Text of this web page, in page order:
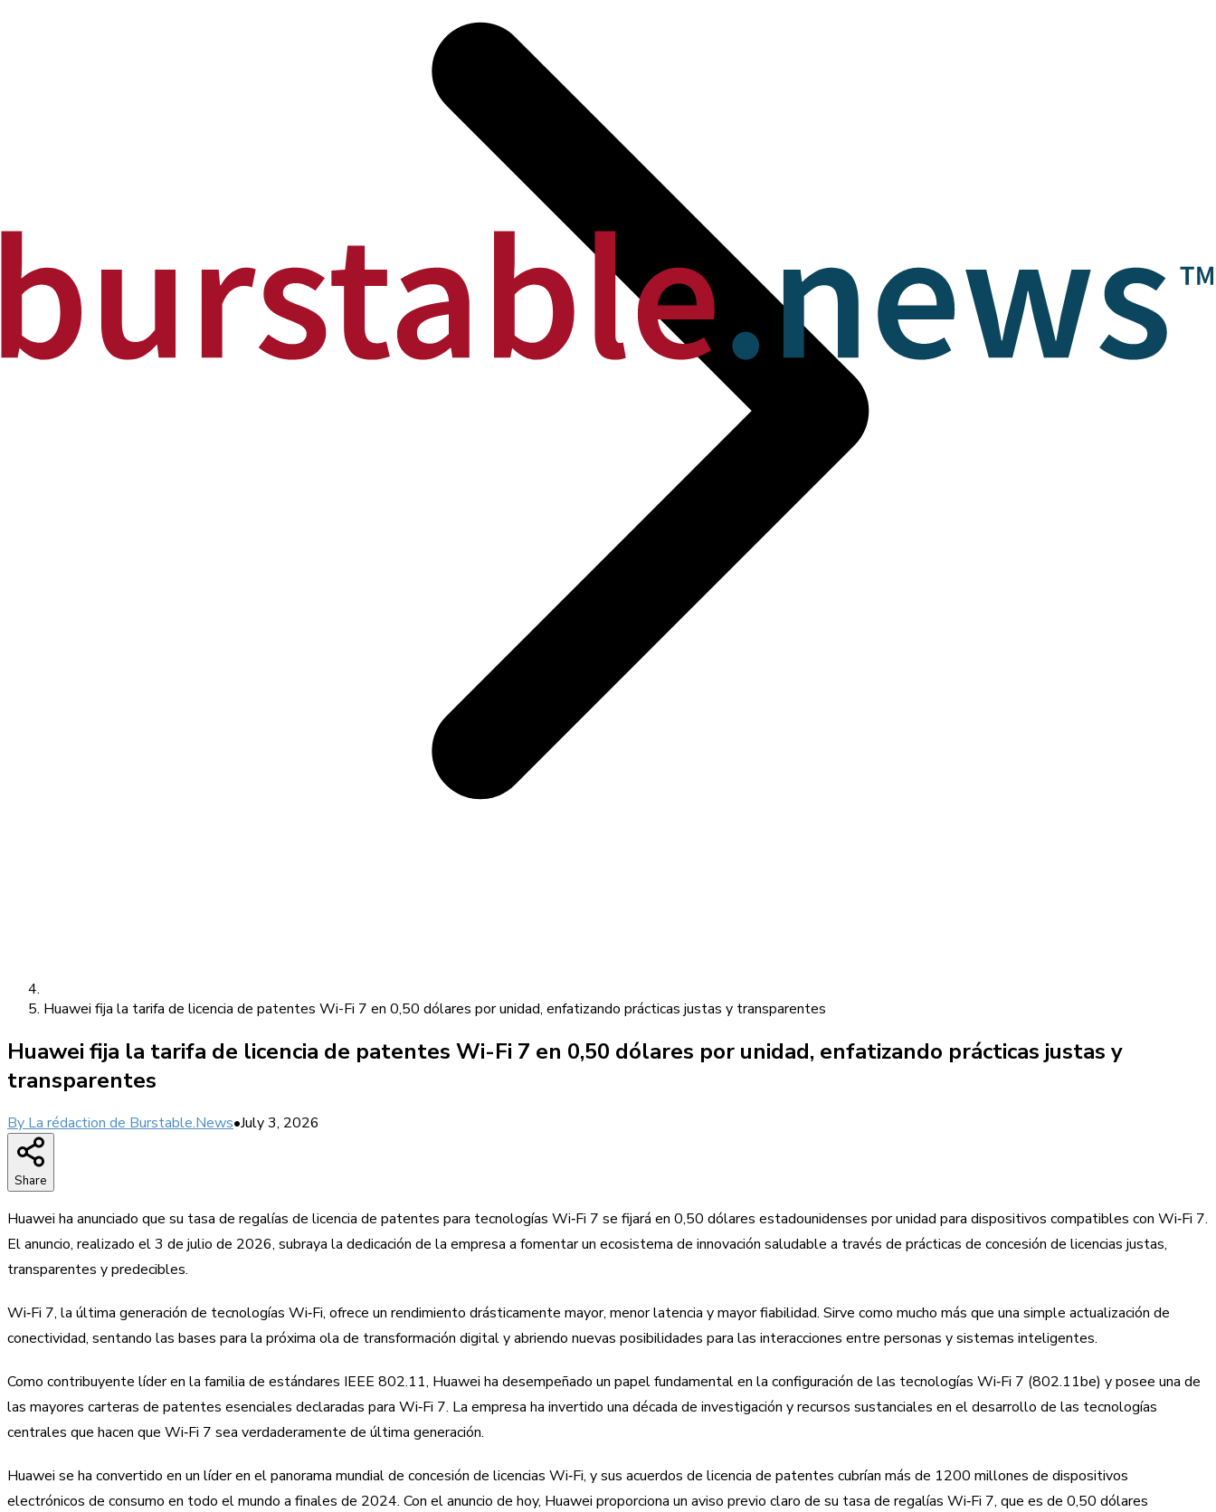
Huawei fija la tarifa de licencia de patentes Wi-Fi 7 en 0,50 dólares por unidad, enfatizando prácticas justas y transparentes
Huawei fija la tarifa de licencia de patentes Wi-Fi 7 en 0,50 dólares por unidad, enfatizando prácticas justas y
transparentes
By La rédaction de Burstable.News•July 3, 2026
Share
Huawei ha anunciado que su tasa de regalías de licencia de patentes para tecnologías Wi‑Fi 7 se fijará en 0,50 dólares estadounidenses por unidad para dispositivos compatibles con Wi‑Fi 7.
El anuncio, realizado el 3 de julio de 2026, subraya la dedicación de la empresa a fomentar un ecosistema de innovación saludable a través de prácticas de concesión de licencias justas,
transparentes y predecibles.
Wi‑Fi 7, la última generación de tecnologías Wi‑Fi, ofrece un rendimiento drásticamente mayor, menor latencia y mayor fiabilidad. Sirve como mucho más que una simple actualización de
conectividad, sentando las bases para la próxima ola de transformación digital y abriendo nuevas posibilidades para las interacciones entre personas y sistemas inteligentes.
Como contribuyente líder en la familia de estándares IEEE 802.11, Huawei ha desempeñado un papel fundamental en la configuración de las tecnologías Wi‑Fi 7 (802.11be) y posee una de
las mayores carteras de patentes esenciales declaradas para Wi‑Fi 7. La empresa ha invertido una década de investigación y recursos sustanciales en el desarrollo de las tecnologías
centrales que hacen que Wi‑Fi 7 sea verdaderamente de última generación.
Huawei se ha convertido en un líder en el panorama mundial de concesión de licencias Wi‑Fi, y sus acuerdos de licencia de patentes cubrían más de 1200 millones de dispositivos
electrónicos de consumo en todo el mundo a finales de 2024. Con el anuncio de hoy, Huawei proporciona un aviso previo claro de su tasa de regalías Wi‑Fi 7, que es de 0,50 dólares